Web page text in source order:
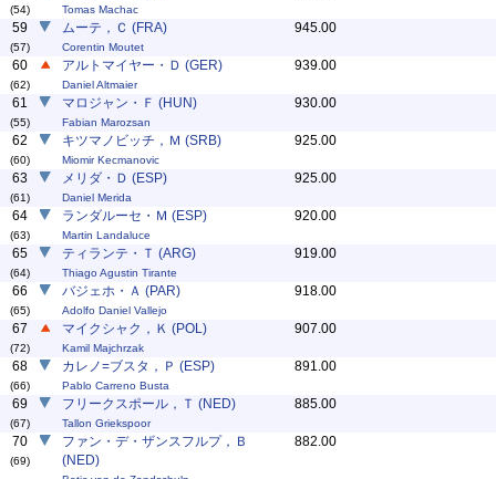
(54) Tomas Machac
59
(57)
ムーテ，Ｃ (FRA)
Corentin Moutet
945.00
60
(62)
アルトマイヤー・Ｄ (GER)
Daniel Altmaier
939.00
61
(55)
マロジャン・Ｆ (HUN)
Fabian Marozsan
930.00
62
(60)
キツマノビッチ，Ｍ (SRB)
Miomir Kecmanovic
925.00
63
(61)
メリダ・Ｄ (ESP)
Daniel Merida
925.00
64
(63)
ランダルーセ・Ｍ (ESP)
Martin Landaluce
920.00
65
(64)
ティランテ・Ｔ (ARG)
Thiago Agustin Tirante
919.00
66
(65)
バジェホ・Ａ (PAR)
Adolfo Daniel Vallejo
918.00
67
(72)
マイクシャク，Ｋ (POL)
Kamil Majchrzak
907.00
68
(66)
カレノ=ブスタ，Ｐ (ESP)
Pablo Carreno Busta
891.00
69
(67)
フリークスポール，Ｔ (NED)
Tallon Griekspoor
885.00
70
(69)
ファン・デ・ザンスフルプ，Ｂ
(NED)
882.00